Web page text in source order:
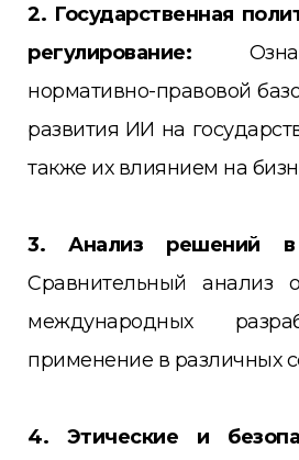
2. Государственная
регулирование:
нормативно-правовой
развития ИИ на
также их влиянием на
3. Анализ решений
Сравнительный анализ
международных
применение в различных
4. Этические и